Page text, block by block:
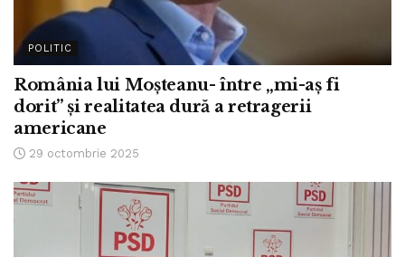
POLITIC
România lui Moșteanu- între „mi-aș fi
dorit” și realitatea dură a retragerii
americane
29 octombrie 2025